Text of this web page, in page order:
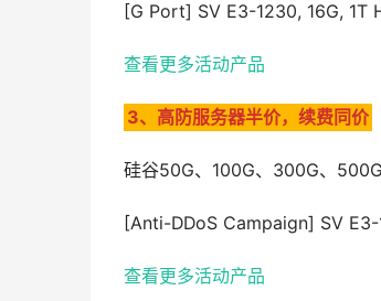
[G Port] SV E3-1230, 16G, 1T
查看更多活动产品
3、高防服务器半价，续费同价
硅谷50G、100G、300G、
[Anti-DDoS Campaign] SV E3-
查看更多活动产品